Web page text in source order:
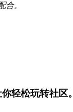
合。
轻松玩转社区。